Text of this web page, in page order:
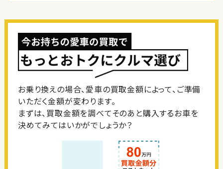
お乗り換えの場合、愛車の買取金額によって、ご準備
いただく金額が変わります。
まずは、買取金額を調べてそのあと購入するお車を
決めてみてはいかがでしょうか？